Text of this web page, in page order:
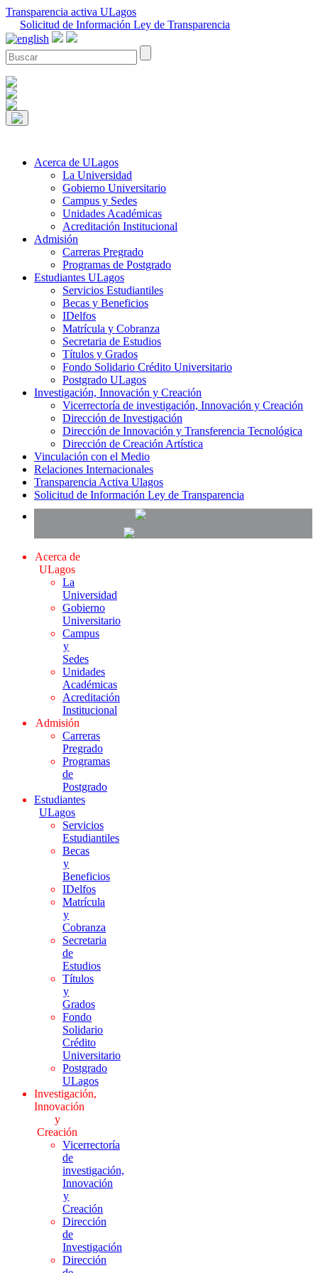
Transparencia activa ULagos
Solicitud de Información Ley de Transparencia
Acerca de ULagos
La Universidad
Gobierno Universitario
Campus y Sedes
Unidades Académicas
Acreditación Institucional
Admisión
Carreras Pregrado
Programas de Postgrado
Estudiantes ULagos
Servicios Estudiantiles
Becas y Beneficios
IDelfos
Matrícula y Cobranza
Secretaria de Estudios
Títulos y Grados
Fondo Solidario Crédito Universitario
Postgrado ULagos
Investigación, Innovación y Creación
Vicerrectoría de investigación, Innovación y Creación
Dirección de Investigación
Dirección de Innovación y Transferencia Tecnológica
Dirección de Creación Artística
Vinculación con el Medio
Relaciones Internacionales
Transparencia Activa Ulagos
Solicitud de Información Ley de Transparencia
Acerca de
ULagos
La
Universidad
Gobierno
Universitario
Campus
y
Sedes
Unidades
Académicas
Acreditación
Institucional
Admisión
Carreras
Pregrado
Programas
de
Postgrado
Estudiantes
ULagos
Servicios
Estudiantiles
Becas
y
Beneficios
IDelfos
Matrícula
y
Cobranza
Secretaria
de
Estudios
Títulos
y
Grados
Fondo
Solidario
Crédito
Universitario
Postgrado
ULagos
Investigación,
Innovación
y
Creación
Vicerrectoría
de
investigación,
Innovación
y
Creación
Dirección
de
Investigación
Dirección